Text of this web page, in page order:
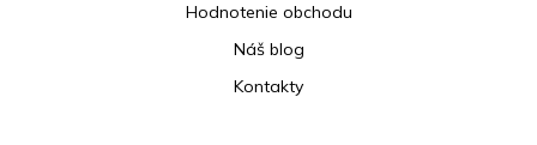
Hodnotenie obchodu
Náš blog
Kontakty